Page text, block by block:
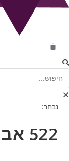
נבחר:
522 אבימלך - מוסר…